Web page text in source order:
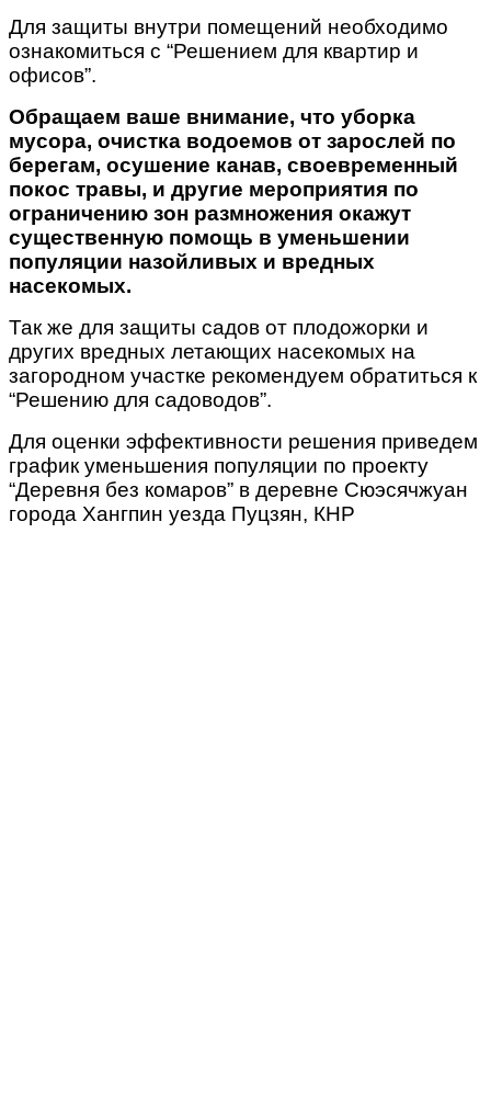
Для защиты внутри помещений необходимо
ознакомиться с “Решением для квартир и
офисов”.
Обращаем ваше внимание, что уборка
мусора, очистка водоемов от зарослей по
берегам, осушение канав, своевременный
покос травы, и другие мероприятия по
ограничению зон размножения окажут
существенную помощь в уменьшении
популяции назойливых и вредных
насекомых.
Так же для защиты садов от плодожорки и
других вредных летающих насекомых на
загородном участке рекомендуем обратиться к
“Решению для садоводов”.
Для оценки эффективности решения приведем
график уменьшения популяции по проекту
“Деревня без комаров” в деревне Сюэсячжуан
города Хангпин уезда Пуцзян, КНР